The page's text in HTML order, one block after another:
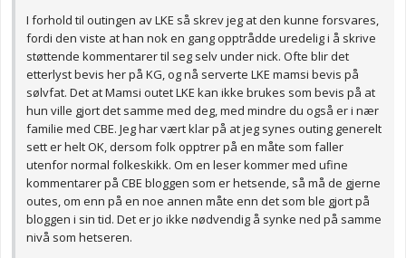
I forhold til outingen av LKE så skrev jeg at den kunne forsvares,
fordi den viste at han nok en gang opptrådde uredelig i å skrive
støttende kommentarer til seg selv under nick. Ofte blir det
etterlyst bevis her på KG, og nå serverte LKE mamsi bevis på
sølvfat. Det at Mamsi outet LKE kan ikke brukes som bevis på at
hun ville gjort det samme med deg, med mindre du også er i nær
familie med CBE. Jeg har vært klar på at jeg synes outing generelt
sett er helt OK, dersom folk opptrer på en måte som faller
utenfor normal folkeskikk. Om en leser kommer med ufine
kommentarer på CBE bloggen som er hetsende, så må de gjerne
outes, om enn på en noe annen måte enn det som ble gjort på
bloggen i sin tid. Det er jo ikke nødvendig å synke ned på samme
nivå som hetseren.